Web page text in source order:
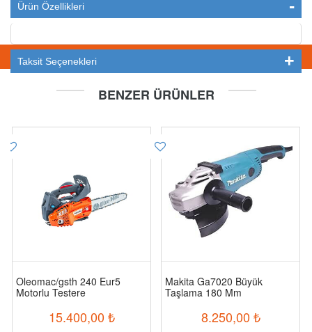
Ürün Özellikleri
Taksit Seçenekleri
BENZER ÜRÜNLER
Oleomac/gsth 240 Eur5
Motorlu Testere
15.400,00 ₺
Makita Ga7020 Büyük
Taşlama 180 Mm
8.250,00 ₺